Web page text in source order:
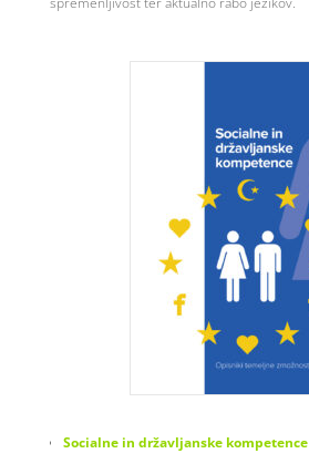
Socialne in državljanske kompetence